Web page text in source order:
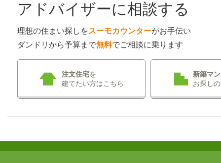
アドバイザーに相談する
理想の住まい探しをスーモカウンターがお手伝い
ダンドリから予算まで無料でご相談に乗ります
注文住宅を
建てたい方はこちら
新築マ
お探し